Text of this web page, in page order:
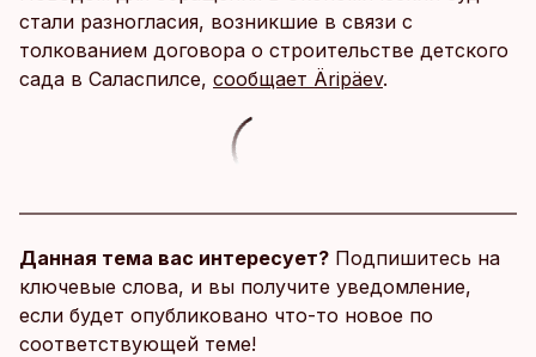
стали разногласия, возникшие в связи с
толкованием договора о строительстве детского
сада в Саласпилсе, сообщает Äripäev.
Данная тема вас интересует? Подпишитесь на
ключевые слова, и вы получите уведомление,
если будет опубликовано что-то новое по
соответствующей теме!